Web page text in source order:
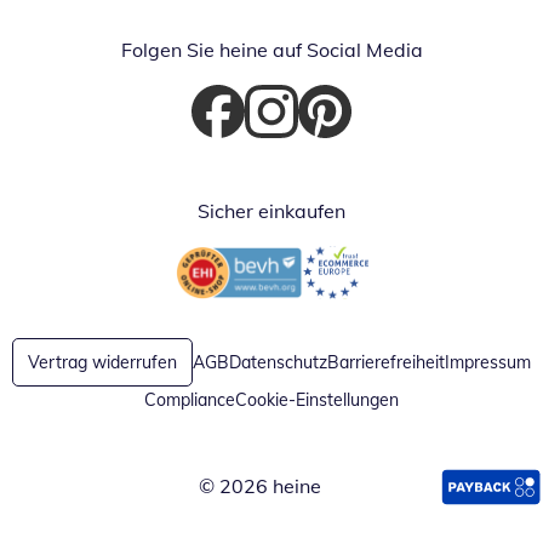
Folgen Sie heine auf Social Media
Öffnet in neuem Fenster
Öffnet in neuem Fenster
Öffnet in neuem Fenster
Sicher einkaufen
Öffnet in neuem FensterÖffnet in neuem Fenster
Vertrag widerrufen AGBDatenschutzBarrierefreiheitImpressum
ComplianceCookie-Einstellungen
© 2026 heine